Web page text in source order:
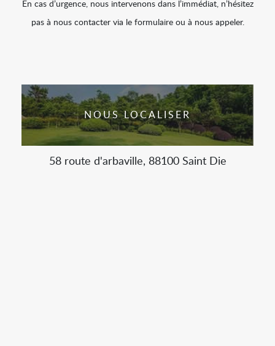
En cas d’urgence, nous intervenons dans l’immédiat, n’hésitez
pas à nous contacter via le formulaire ou à nous appeler.
NOUS LOCALISER
58 route d'arbaville, 88100 Saint Die